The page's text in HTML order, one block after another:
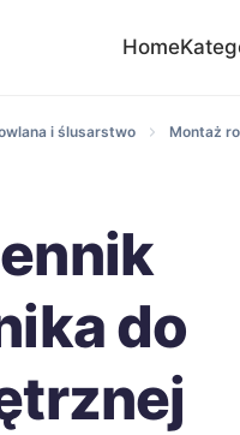
Home
i ślusarstwo Montaż
do